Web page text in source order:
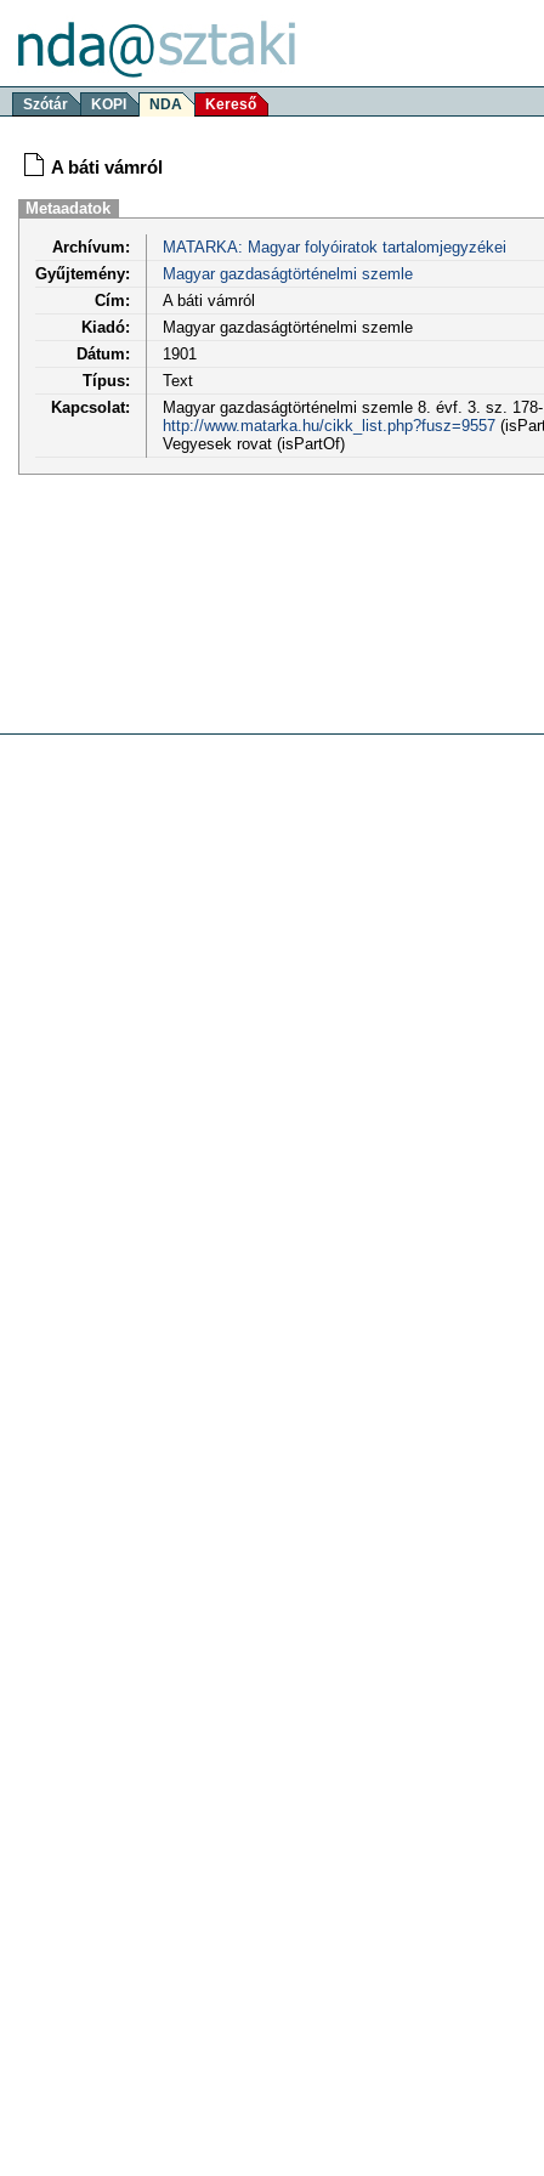
Szótár KOPI NDA Kereső
A báti vámról
Metaadatok
Archívum:
MATARKA: Magyar folyóiratok tartalomjegyzékei
Gyűjtemény:
Magyar gazdaságtörténelmi szemle
Cím:
A báti vámról
Kiadó:
Magyar gazdaságtörténelmi szemle
Dátum:
1901
Típus:
Text
Kapcsolat:
Magyar gazdaságtörténelmi szemle 8. évf. 3. sz.
http://www.matarka.hu/cikk_list.php?fusz=9557
Vegyesek rovat (isPartOf)